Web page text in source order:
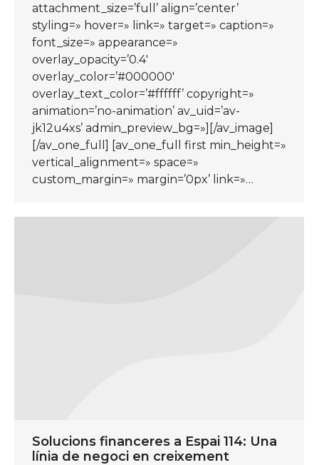
attachment_size=’full’ align=’center’
styling=» hover=» link=» target=» caption=»
font_size=» appearance=»
overlay_opacity=’0.4′
overlay_color=’#000000′
overlay_text_color=’#ffffff’ copyright=»
animation=’no-animation’ av_uid=’av-
jk12u4xs’ admin_preview_bg=»][/av_image]
[/av_one_full] [av_one_full first min_height=»
vertical_alignment=» space=»
custom_margin=» margin=’0px’ link=»…
Solucions financeres a Espai 114: Una
línia de negoci en creixement